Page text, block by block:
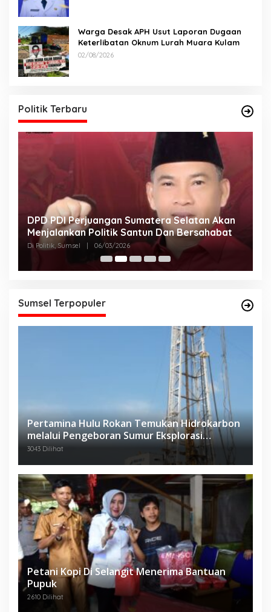
Warga Desak APH Usut Laporan Dugaan
Keterlibatan Oknum Lurah Muara Kulam
02/08/2026
Politik Terbaru
DPD PDI Perjuangan Sumatera Selatan Akan
Menjalankan Politik Santun Dan Bersahabat
Di Politik, Sumsel 06/03/2026
Sumsel Terpopuler
Pertamina Hulu Rokan Temukan Hidrokarbon
melalui Pengeboran Sumur Eksplorasi
Anggrek Violet (AVO)-001
3043 Dilihat
Petani Kopi Di Selangit Menerima Bantuan
Pupuk
2610 Dilihat